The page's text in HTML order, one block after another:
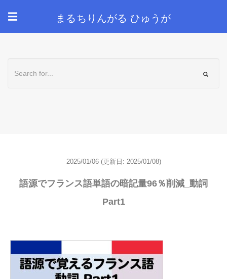
☰ まるちりんがる ひゅうが
2025/01/06 (更新日: 2025/01/08)
語源でフランス語単語の暗記量96％削減_動詞
Part1